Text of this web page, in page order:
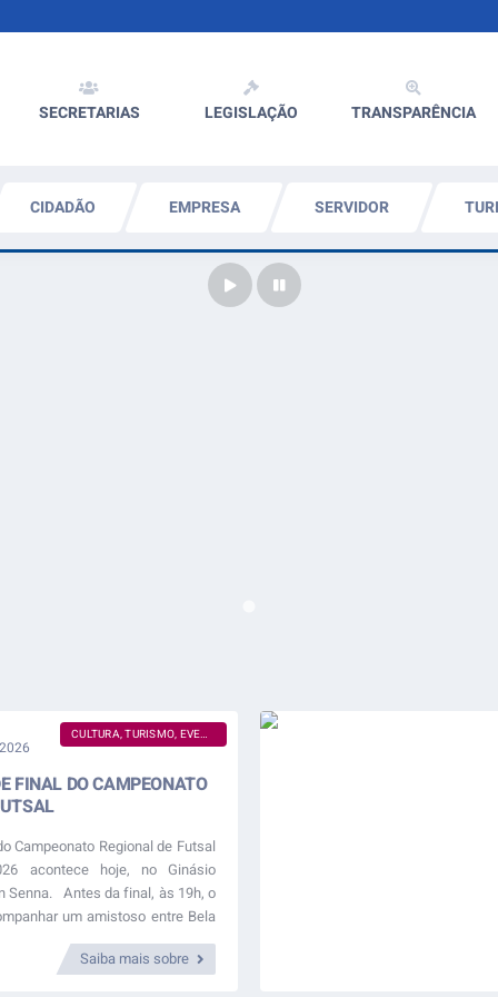
SECRETARIAS LEGISLAÇÃO TRANSPARÊNCIA
CIDADÃO EMPRESA SERVIDOR
CULTURA, TURISMO, EVENTOS, ESPORTE E LAZER
FINAL DO CAMPEONATO
Campeonato Regional de Futsal
acontece hoje, no Ginásio
Senna. Antes da final, às 19h, o
um amistoso entre Bela
abrindo a noite de esporte. Na
Saiba mais sobre